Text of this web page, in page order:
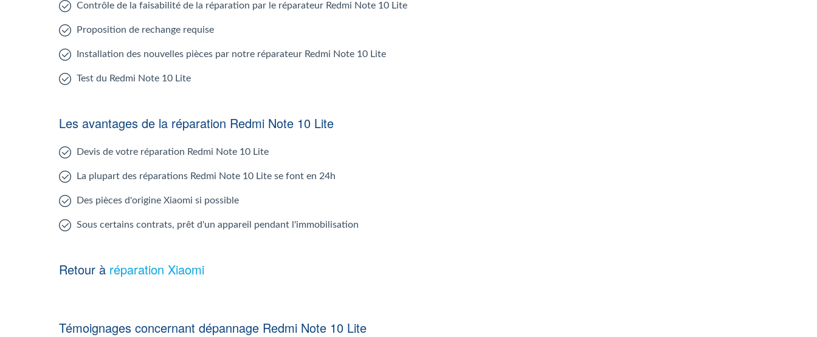
Contrôle de la faisabilité de la réparation par le réparateur Redmi Note 10 Lite
Proposition de rechange requise
Installation des nouvelles pièces par notre réparateur Redmi Note 10 Lite
Test du Redmi Note 10 Lite
Les avantages de la réparation Redmi Note 10 Lite
Devis de votre réparation Redmi Note 10 Lite
La plupart des réparations Redmi Note 10 Lite se font en 24h
Des pièces d'origine Xiaomi si possible
Sous certains contrats, prêt d'un appareil pendant l'immobilisation
Retour à réparation Xiaomi
Témoignages concernant dépannage Redmi Note 10 Lite